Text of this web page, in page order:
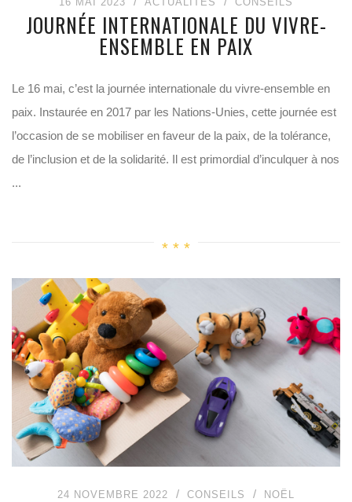
JOURNÉE INTERNATIONALE DU VIVRE-
ENSEMBLE EN PAIX
Le 16 mai, c’est la journée internationale du vivre-ensemble en
paix. Instaurée en 2017 par les Nations-Unies, cette journée est
l’occasion de se mobiliser en faveur de la paix, de la tolérance,
de l’inclusion et de la solidarité. Il est primordial d’inculquer à nos
...
24 NOVEMBRE 2022 CONSEILS NOËL